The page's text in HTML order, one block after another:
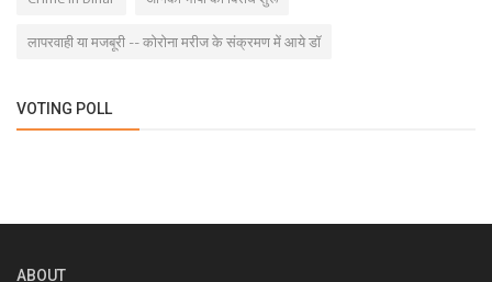
लापरवाही या मजबूरी -- कोरोना मरीज के संक्रमण में आये डॉ
VOTING POLL
ABOUT